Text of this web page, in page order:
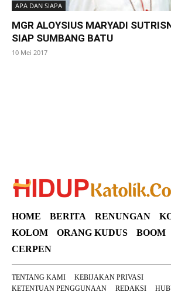
APA DAN SIAPA
MGR ALOYSIUS MARYADI
SIAP SUMBANG BATU
10 Mei 2017
HOME BERITA RENUNGAN
KOLOM
ORANG KUDUS BOOM
CERPEN
TENTANG KAMI
KEBIJAKAN PRIVASI
KETENTUAN PENGGUNAAN
REDAKSI